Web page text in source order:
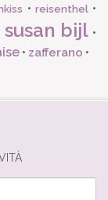
• reisenthel•
susan bijl •
• zafferano •